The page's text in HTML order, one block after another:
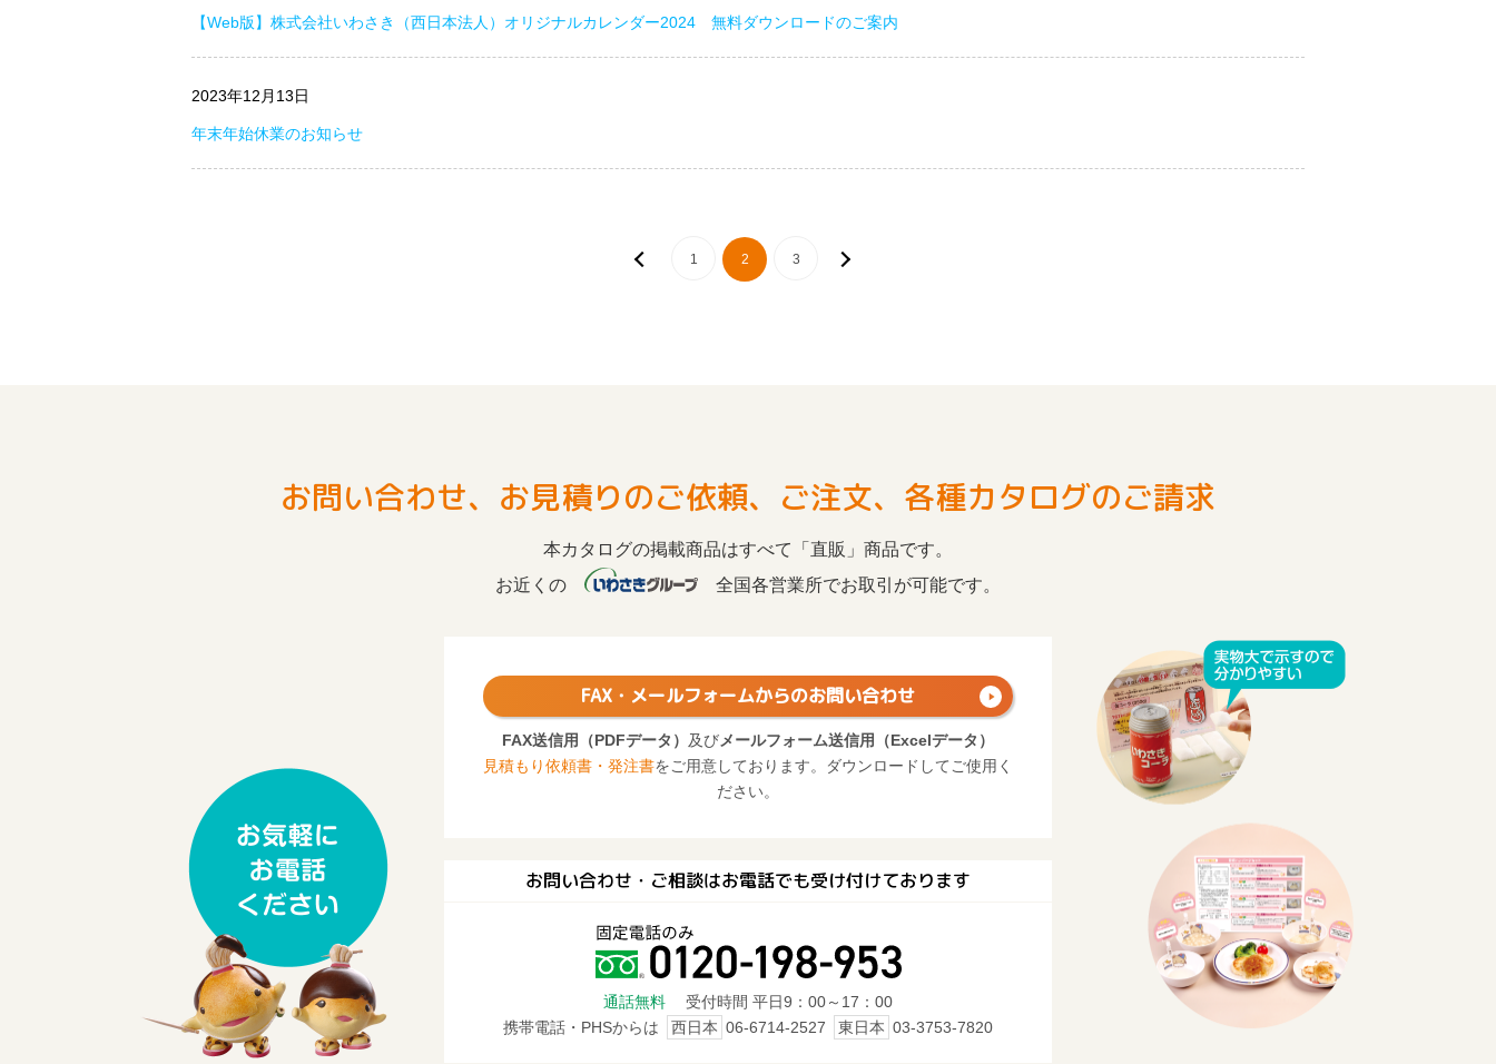
【Web版】株式会社いわさき（西日本法人）オリジナルカレンダー2024 無料ダウンロードのご案内
2023年12月13日
年末年始休業のお知らせ
＜ 1 2 3 ＞
お問い合わせ、お見積りのご依頼、ご注文、各種カタログのご請求
本カタログの掲載商品はすべて「直販」商品です。
お近くの
全国各営業所でお取引が可能です。
FAX・メールフォームからのお問い合わせ
FAX送信用（PDFデータ） 及びメールフォーム送信用（Excelデータ）
見積もり依頼書・発注書をご用意しております。ダウンロードしてご使用く
ださい。
お問い合わせ・ご相談はお電話でも受け付けております
通話無料
受付時間 平日9：00～17：00
携帯電話・PHSからは
西日本 06-6714-2527 東日本 03-3753-7820